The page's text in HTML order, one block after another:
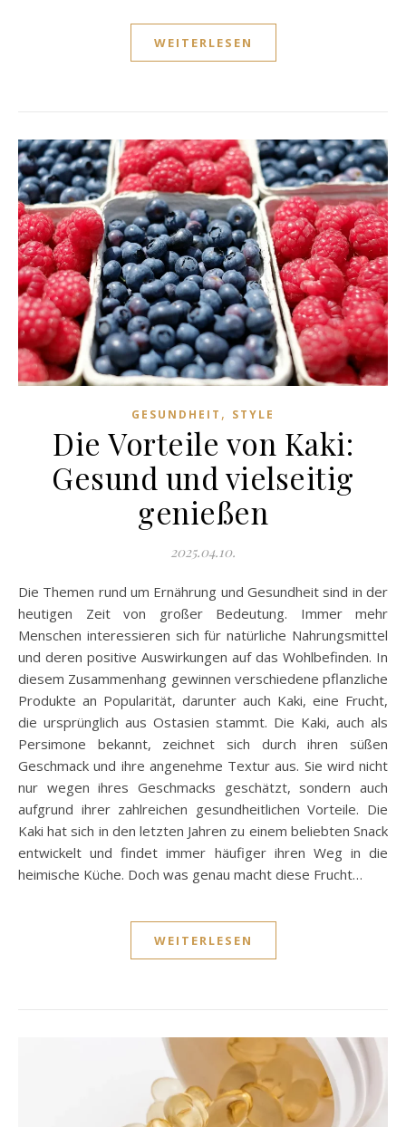
WEITERLESEN
GESUNDHEIT , STYLE
Die Vorteile von Kaki:
Gesund und vielseitig
genießen
2025.04.10.
Die Themen rund um Ernährung und Gesundheit sind in der
heutigen Zeit von großer Bedeutung. Immer mehr
Menschen interessieren sich für natürliche Nahrungsmittel
und deren positive Auswirkungen auf das Wohlbefinden. In
diesem Zusammenhang gewinnen verschiedene pflanzliche
Produkte an Popularität, darunter auch Kaki, eine Frucht,
die ursprünglich aus Ostasien stammt. Die Kaki, auch als
Persimone bekannt, zeichnet sich durch ihren süßen
Geschmack und ihre angenehme Textur aus. Sie wird nicht
nur wegen ihres Geschmacks geschätzt, sondern auch
aufgrund ihrer zahlreichen gesundheitlichen Vorteile. Die
Kaki hat sich in den letzten Jahren zu einem beliebten Snack
entwickelt und findet immer häufiger ihren Weg in die
heimische Küche. Doch was genau macht diese Frucht…
WEITERLESEN